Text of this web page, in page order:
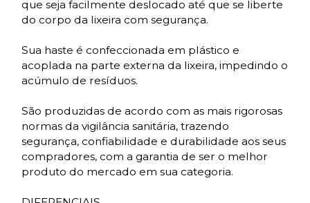
que seja facilmente deslocado até que se liberte
do corpo da lixeira com segurança.
Sua haste é confeccionada em plástico e
acoplada na parte externa da lixeira, impedindo o
acúmulo de resíduos.
São produzidas de acordo com as mais rigorosas
normas da vigilância sanitária, trazendo
segurança, confiabilidade e durabilidade aos seus
compradores, com a garantia de ser o melhor
produto do mercado em sua categoria.